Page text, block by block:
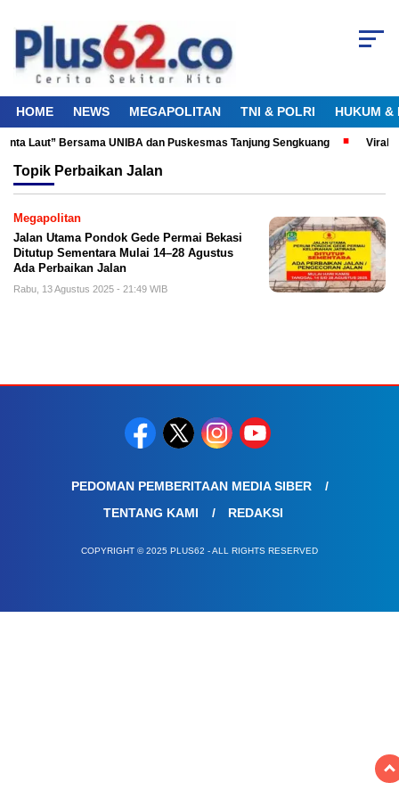
HOME NEWS MEGAPOLITAN TNI & POLRI HUKUM &
Laut” Bersama UNIBA dan Puskesmas Tanjung Sengkuang Viral!
Topik Perbaikan Jalan
Megapolitan
Jalan Utama Pondok Gede Permai Bekasi
Ditutup Sementara Mulai 14–28 Agustus
Ada Perbaikan Jalan
Rabu, 13 Agustus 2025 - 21:49 WIB
PEDOMAN PEMBERITAAN MEDIA SIBER
TENTANG KAMI
REDAKSI
COPYRIGHT © 2025 PLUS62 - ALL RIGHTS RESERVED